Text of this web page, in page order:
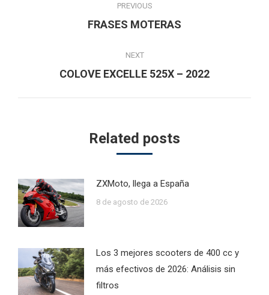
navigation
PREVIOUS
Previous
FRASES MOTERAS
NEXT
Next
COLOVE EXCELLE 525X – 2022
Related posts
ZXMoto, llega a España
8 de agosto de 2026
Los 3 mejores scooters de 400 cc y
más efectivos de 2026: Análisis sin
filtros